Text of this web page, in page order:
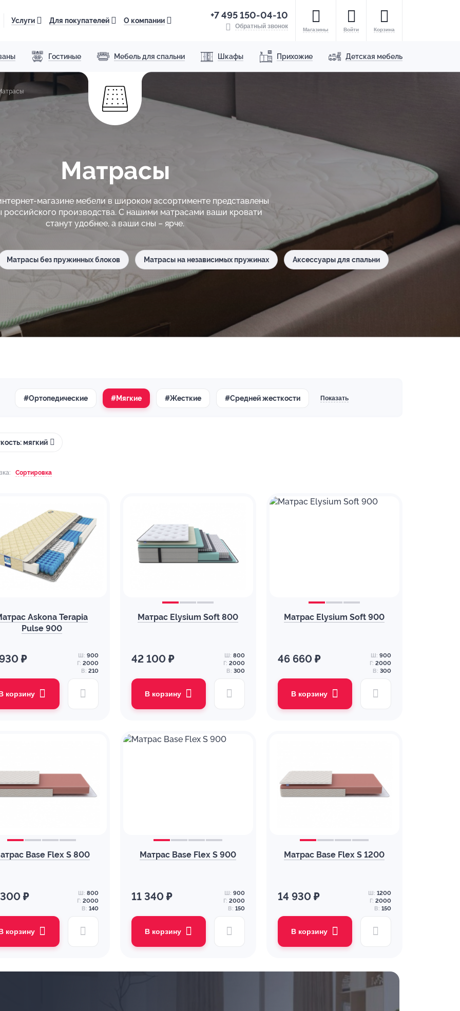
Услуги Для покупателей О компании +7 495 150-04-10
Обратный звонок Магазины Войти Корзина
Гостиные Мебель для спальни Шкафы Прихожие Детская мебель
Матрасы
магазине мебели в широком ассортименте представлены
российского производства. С нашими матрасами ваши кровати
станут удобнее, а ваши сны – ярче.
Матрасы без пружинных блоков Матрасы на независимых пружинах Аксессуары для спальни
#Ортопедические #Мягкие #Жесткие #Средней жесткости Показать
мягкий
Сортировка
Askona Terapia
Pulse 900
₽ Ш: 900
Г: 2000
В: 210
корзину
Матрас Elysium Soft 800
42 100 ₽ Ш: 800
Г: 2000
В: 300
В корзину
Матрас Elysium Soft 900
46 660 ₽ Ш: 900
Г: 2000
В: 300
В корзину
Base Flex S 800
₽ Ш: 800
Г: 2000
В: 140
корзину
Матрас Base Flex S 900
11 340 ₽ Ш: 900
Г: 2000
В: 150
В корзину
Матрас Base Flex S 1200
14 930 ₽ Ш: 1200
Г: 2000
В: 150
В корзину